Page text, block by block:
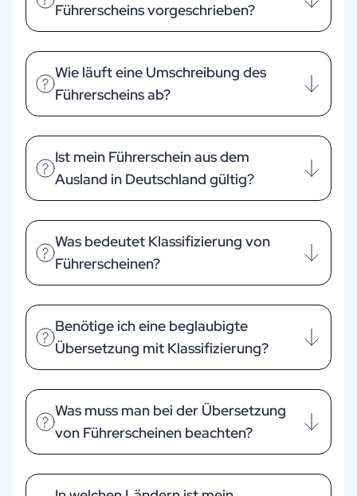
Führerscheins vorgeschrieben?
Wie läuft eine Umschreibung des
Führerscheins ab?
Ist mein Führerschein aus dem
Ausland in Deutschland gültig?
Was bedeutet Klassifizierung von
Führerscheinen?
Benötige ich eine beglaubigte
Übersetzung mit Klassifizierung?
Was muss man bei der Übersetzung
von Führerscheinen beachten?